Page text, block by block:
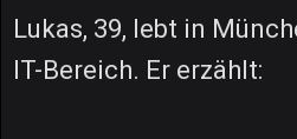
Lukas, 39, lebt in
IT-Bereich. Er erzählt: